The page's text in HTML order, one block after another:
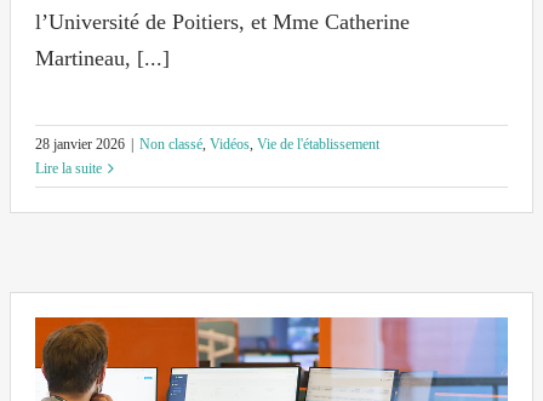
l’Université de Poitiers, et Mme Catherine
Martineau, [...]
28 janvier 2026 Non classé, Vidéos, Vie de l'établissement
Lire la suite